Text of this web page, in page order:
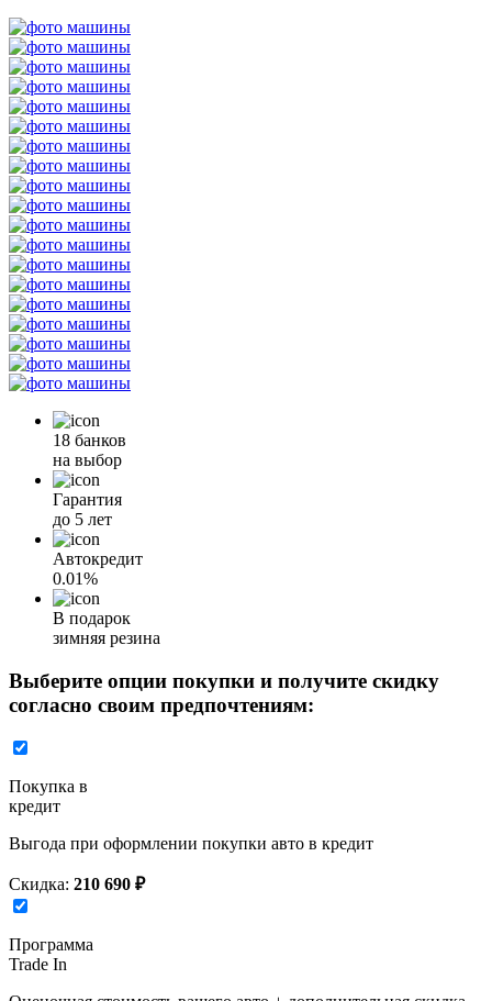
18 банков
на выбор
Гарантия
до 5 лет
Автокредит
0.01%
В подарок
зимняя резина
Выберите опции покупки и получите скидку
согласно своим предпочтениям:
Покупка в
кредит
Выгода при оформлении покупки авто в кредит
Скидка: 210 690 ₽
Программа
Trade In